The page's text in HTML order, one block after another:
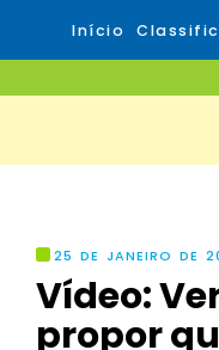
Início
25 DE JANEIRO DE
Vídeo:
propor